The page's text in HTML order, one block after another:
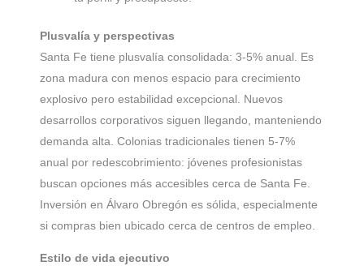
Plusvalía y perspectivas
Santa Fe tiene plusvalía consolidada: 3-5% anual. Es
zona madura con menos espacio para crecimiento
explosivo pero estabilidad excepcional. Nuevos
desarrollos corporativos siguen llegando, manteniendo
demanda alta. Colonias tradicionales tienen 5-7%
anual por redescobrimiento: jóvenes profesionistas
buscan opciones más accesibles cerca de Santa Fe.
Inversión en Álvaro Obregón es sólida, especialmente
si compras bien ubicado cerca de centros de empleo.
Estilo de vida ejecutivo